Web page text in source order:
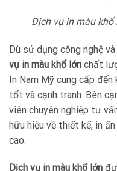
Dịch vụ in màu
Dù sử dụng công nghệ
vụ in màu khổ lớn chất
In Nam Mỹ cung cấp đến
tốt và cạnh tranh. Bên
viên chuyên nghiệp tư
hữu hiệu về thiết kế, in
cao.
Dịch vụ in màu khổ lớn